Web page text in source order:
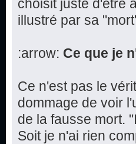
choisit juste d'être
illustré par sa
:arrow: Ce que je
Ce n'est pas le
dommage de voir
de la fausse mort.
Soit je n'ai rien